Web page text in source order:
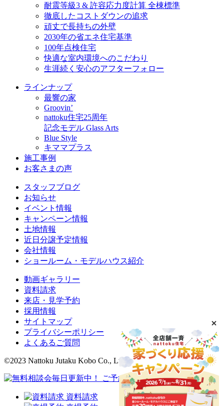
耐震等級3 & 許容応力度計算 全棟標準
徹底したコストダウンの追求
頑丈で長持ちの外壁
2030年の省エネ住宅基準
100年点検住宅
快適な室内環境へのこだわり
生涯続く安心のアフターフォロー
ラインナップ
最響の家
Groovin’
nattoku住宅25周年
記念モデル Glass Arts
Blue Style
キママプラス
施工事例
お客さまの声
スタッフブログ
お知らせ
イベント情報
キャンペーン情報
土地情報
近日分譲予定情報
会社情報
ショールーム・モデルハウス紹介
動画ギャラリー
資料請求
来店・見学予約
採用情報
サイトマップ
プライバシーポリシー
よくあるご質問
©2023 Nattoku Jutaku Kobo Co., Ltd.
資料請求